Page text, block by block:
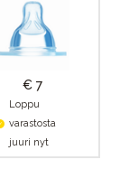
€ 7
Loppu
varastosta
juuri nyt